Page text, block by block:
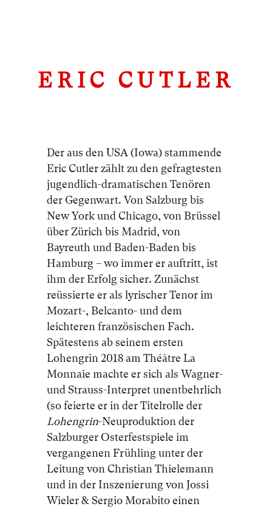
ERIC CUTLER
Der aus den USA (Iowa) stammende
Eric Cutler zählt zu den gefragtesten
jugendlich-dramatischen Tenören
der Gegenwart. Von Salzburg bis
New York und Chicago, von Brüssel
über Zürich bis Madrid, von
Bayreuth und Baden-Baden bis
Hamburg – wo immer er auftritt, ist
ihm der Erfolg sicher. Zunächst
reüssierte er als lyrischer Tenor im
Mozart-, Belcanto- und dem
leichteren französischen Fach.
Spätestens ab seinem ersten
Lohengrin 2018 am Théâtre La
Monnaie machte er sich als Wagner-
und Strauss-Interpret unentbehrlich
(so feierte er in der Titelrolle der
Lohengrin-Neuproduktion der
Salzburger Osterfestspiele im
vergangenen Frühling unter der
Leitung von Christian Thielemann
und in der Inszenierung von Jossi
Wieler & Sergio Morabito einen